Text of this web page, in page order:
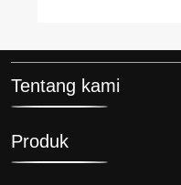
Tentang kami
Produk